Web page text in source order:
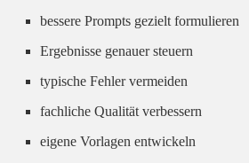
bessere Prompts gezielt formulieren
Ergebnisse genauer steuern
typische Fehler vermeiden
fachliche Qualität verbessern
eigene Vorlagen entwickeln